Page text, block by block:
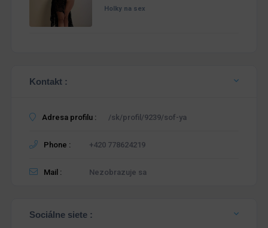
Holky na sex
Kontakt :
Adresa profilu : /sk/profil/9239/sof-ya
Phone : +420 778624219
Mail : Nezobrazuje sa
Sociálne siete :